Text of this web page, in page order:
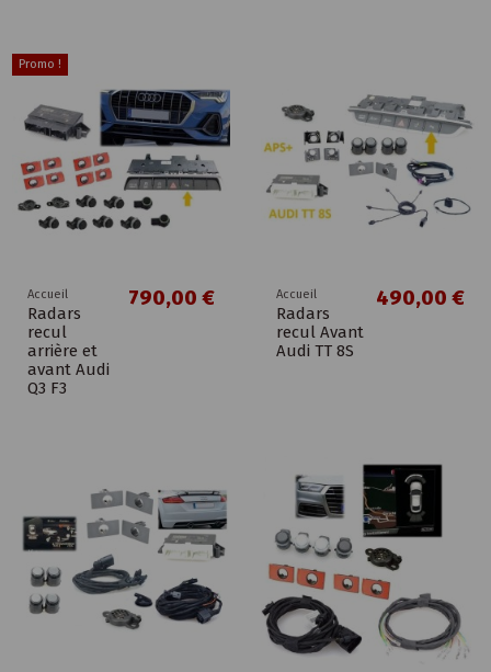
Promo !
Accueil
Radars
recul
arrière et
avant Audi
Q3 F3
790,00 € Accueil
Radars
recul Avant
Audi TT 8S
490,00 €